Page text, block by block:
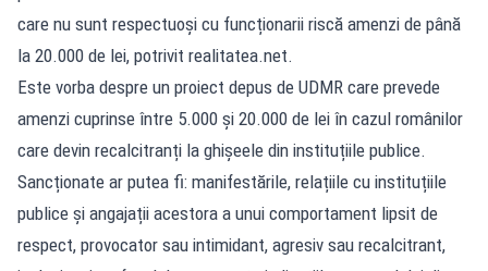
care nu sunt respectuoși cu funcționarii riscă amenzi de până
la 20.000 de lei, potrivit realitatea.net.
Este vorba despre un proiect depus de UDMR care prevede
amenzi cuprinse între 5.000 și 20.000 de lei în cazul românilor
care devin recalcitranți la ghișeele din instituțiile publice.
Sancționate ar putea fi: manifestările, relațiile cu instituțiile
publice și angajații acestora a unui comportament lipsit de
respect, provocator sau intimidant, agresiv sau recalcitrant,